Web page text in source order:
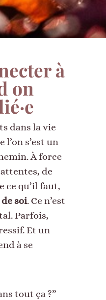
à
on
dans la vie
l’on s’est un
À force
de
ce qu’il faut,
de soi. Ce n’est
Parfois,
Et un
à se
tout ça ?”